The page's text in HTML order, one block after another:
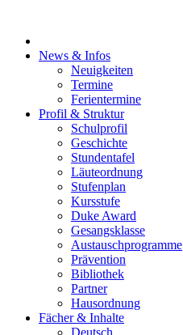
News & Infos
Neuigkeiten
Termine
Ferientermine
Profil & Struktur
Schulprofil
Geschichte
Stundentafel
Läuteordnung
Stufenplan
Kursstufe
Duke Award
Gesangsklasse
Austauschprogramme
Prävention
Bibliothek
Partner
Hausordnung
Fächer & Inhalte